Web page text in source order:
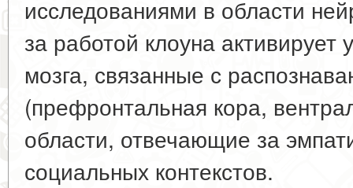
исследованиями в области
за работой клоуна активирует
мозга, связанные с
(префронтальная кора,
области, отвечающие за
социальных контекстов.